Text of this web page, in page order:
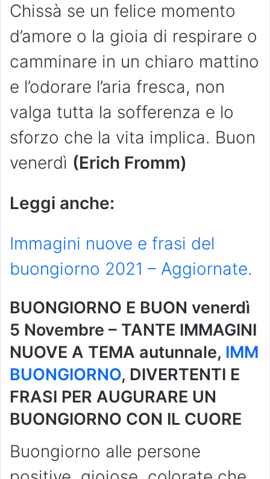
Chissà se un felice momento
d’amore o la gioia di respirare o
camminare in un chiaro mattino
e l’odorare l’aria fresca, non
valga tutta la sofferenza e lo
sforzo che la vita implica. Buon
venerdì (Erich Fromm)
Leggi anche:
Immagini nuove e frasi del
buongiorno 2021 – Aggiornate.
BUONGIORNO E BUON venerdì
5 Novembre – TANTE IMMAGINI
NUOVE A TEMA autunnale, IMM
BUONGIORNO, DIVERTENTI E
FRASI PER AUGURARE UN
BUONGIORNO CON IL CUORE
Buongiorno alle persone